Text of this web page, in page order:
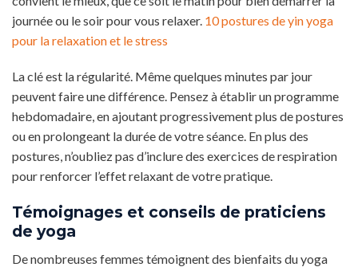
journée ou le soir pour vous relaxer. 10 postures de yin yoga
pour la relaxation et le stress
La clé est la régularité. Même quelques minutes par jour
peuvent faire une différence. Pensez à établir un programme
hebdomadaire, en ajoutant progressivement plus de postures
ou en prolongeant la durée de votre séance. En plus des
postures, n’oubliez pas d’inclure des exercices de respiration
pour renforcer l’effet relaxant de votre pratique.
Témoignages et conseils de praticiens
de yoga
De nombreuses femmes témoignent des bienfaits du yoga